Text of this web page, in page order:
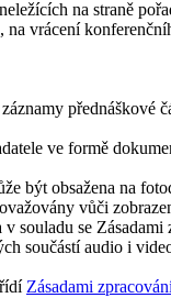
na straně
vrácení
ve formě
být obsažena na
vůči
souladu se
součástí audio i
Zásadami